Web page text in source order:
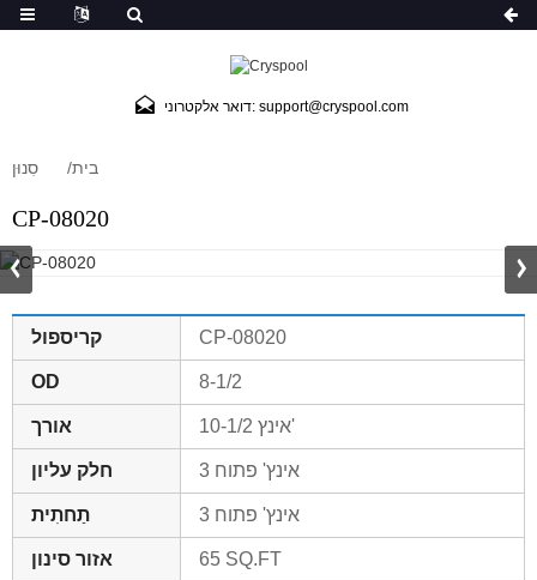
דואר אלקטרוני: support@cryspool.com
בית סִנוּן
CP-08020
קריספול CP-08020
OD 8-1/2
אורך 10-1/2 אינץ'
חלק עליון 3 אינץ' פתוח
תַחתִית 3 אינץ' פתוח
אזור סינון 65 SQ.FT